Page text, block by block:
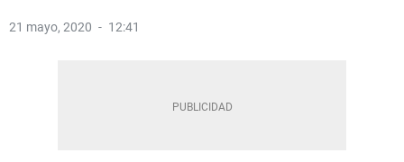
21 mayo, 2020 12:41